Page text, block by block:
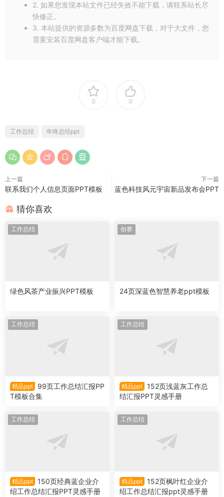
2. 如果您发现本站文件已经失效不能下载，请联系站长尽
快修正。
3. 本站提供的资源多数为百度网盘下载，对于大文件，您
需要安装百度网盘客户端才能下载。
0 0
工作总结 年终总结ppt
上一篇
联系我们个人信息页面PPT模板
下一篇
蓝色科技风元宇宙新品发布会PPT
猜你喜欢
工作总结
绿色风茶产业振兴PPT模板
创赛
24页深蓝色智慧养老ppt模板
工作总结
精品ppt
99页工作总结汇报PP
T模板合集
工作总结
精品ppt
152页浅蓝灰工作总
结汇报PPT灵感手册
工作总结
精品ppt
150页经典蓝企业介
绍工作总结汇报PPT灵感手册
工作总结
精品ppt
152页枫叶红企业介
绍工作总结汇报ppt灵感手册